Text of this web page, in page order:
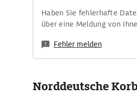
Haben Sie fehlerhafte
über eine Meldung von
Fehler melden
Norddeutsche